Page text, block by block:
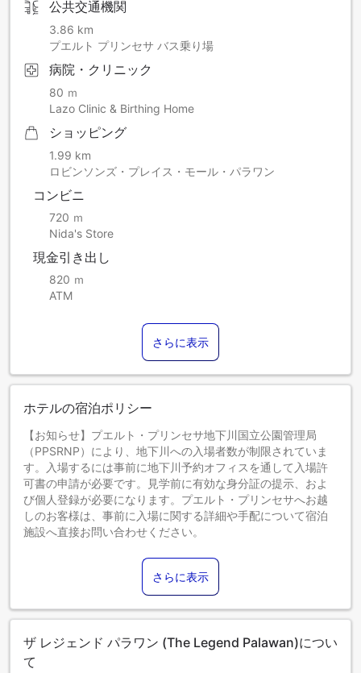
公共交通機関
3.86 km
プエルト プリンセサ バス乗り場
病院・クリニック
80 ｍ
Lazo Clinic & Birthing Home
ショッピング
1.99 km
ロビンソンズ・プレイス・モール・パラワン
コンビニ
720 ｍ
Nida's Store
現金引き出し
820 ｍ
ATM
さらに表示
ホテルの宿泊ポリシー
【お知らせ】プエルト・プリンセサ地下川国立公園管理局
（PPSRNP）により、地下川への入場者数が制限されていま
す。入場するには事前に地下川予約オフィスを通して入場許
可書の申請が必要です。見学前に有効な身分証の提示、およ
び個人登録が必要になります。プエルト・プリンセサへお越
しのお客様は、事前に入場に関する詳細や手配について宿泊
施設へ直接お問い合わせください。
添い寝の場合は宿泊無料です。＜ご注意＞ベビーベッドのご
利用には追加料金が発生する場合があります。また、利用可
否は空き状況によります。
2～11歳までのお子さま
12歳以上のゲストは大人とみなされます。
エキストラベッドの追加可否は、お部屋タイプにより異なり
さらに表示
ザ レジェンド パラワン (The Legend Palawan)につい
て